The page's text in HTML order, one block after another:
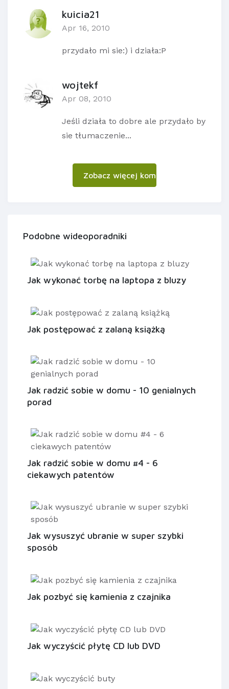
kuicia21
Apr 16, 2010
przydało mi sie:) i działa:P
wojtekf
Apr 08, 2010
Jeśli działa to dobre ale przydało by
sie tłumaczenie...
Zobacz więcej komentarzy
Podobne wideoporadniki
Jak wykonać torbę na laptopa z bluzy
Jak postępować z zalaną książką
Jak radzić sobie w domu - 10 genialnych
porad
Jak radzić sobie w domu #4 - 6
ciekawych patentów
Jak wysuszyć ubranie w super szybki
sposób
Jak pozbyć się kamienia z czajnika
Jak wyczyścić płytę CD lub DVD